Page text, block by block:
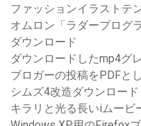
ファッションイラストテ
オムロン「ラダープログ
ダウンロード
ダウンロードしたmp4グ
ブロガーの投稿をPDFと
シムズ4改造ダウンロード
キラリと光る長いiムービ